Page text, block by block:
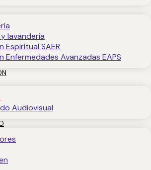
lavandería
Espiritual SAER
Enfermedades Avanzadas EAPS
Audiovisual